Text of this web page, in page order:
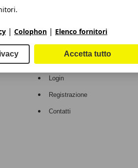
Area rivenditori
Login
Registrazione
Contatti
| Colophon | Elenco fornitori
Accetta tutto